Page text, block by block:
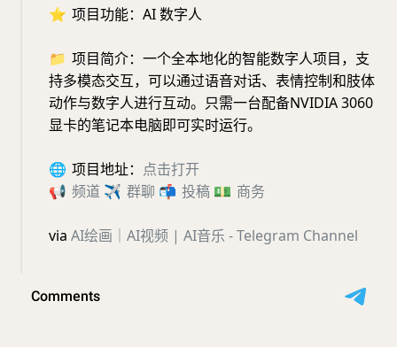
⭐️ 项目功能：AI 数字人
📁 项目简介：一个全本地化的智能数字人项目，支
持多模态交互，可以通过语音对话、表情控制和肢体
动作与数字人进行互动。只需一台配备NVIDIA 3060
显卡的笔记本电脑即可实时运行。
🌐 项目地址： 点击打开
📢 频道 ✈️ 群聊 📬 投稿 💵 商务
via AI绘画｜AI视频 | AI音乐 - Telegram Channel